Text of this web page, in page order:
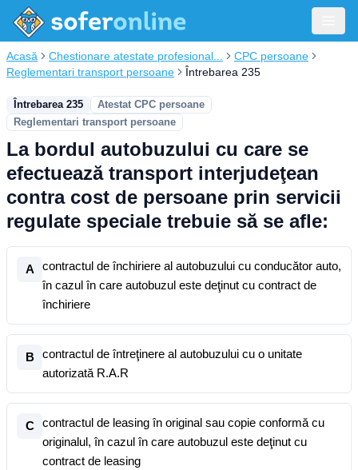
Acasă Chestionare atestate profesional...
CPC persoane
Reglementari transport persoane
Întrebarea 235
Întrebarea 235
Atestat CPC persoane
Reglementari transport persoane
La bordul autobuzului cu care se
efectuează transport interjudeţean
contra cost de persoane prin servicii
regulate speciale trebuie să se afle:
A
contractul de închiriere al autobuzului cu conducător auto,
în cazul în care autobuzul este deţinut cu contract de
închiriere
B
contractul de întreţinere al autobuzului cu o unitate
autorizată R.A.R
C
contractul de leasing în original sau copie conformă cu
originalul, în cazul în care autobuzul este deţinut cu
contract de leasing